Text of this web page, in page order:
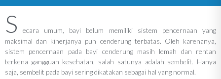
S
ecara umum, bayi belum memiliki sistem pencernaan yang
maksimal dan kinerjanya pun cenderung terbatas. Oleh karenanya,
sistem pencernaan pada bayi cenderung masih lemah dan rentan
terkena gangguan kesehatan, salah satunya adalah sembelit. Hanya
saja, sembelit pada bayi sering dikatakan sebagai hal yang normal.